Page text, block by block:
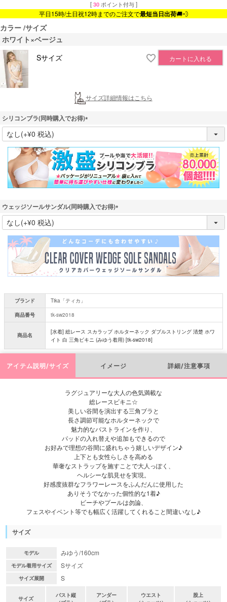
[ 30 ポイント付与 ]
平日15時/土日祝12時までのご注文で最短当日出荷🚚💨
カラー サイズ
ホワイト×ベージュ
Sサイズ
カートに入れる
サイズ詳細情報はこちら
シリコンブラ(同時購入でお得)
(
必
須
)
ウェッジソールサンダル(同時購入でお得)
(
必
須
)
ブランド
Tika「ティカ」
商品番号
tk-sw2018
商品名
[水着] 総レース スカラップ ホルターネック ダブルストリング 清楚 ホワ
イト 白 三角ビキニ (みゆう着用) [tk-sw2018]
アイテム説明/サイズ イメージ 詳細/注意事項
ラグジュアリーな大人の色気満載な
総レースビキニ☆
美しい谷間を演出する三角ブラと
長さ調節可能なホルターネックで
魅力的なバストラインを作り、
パッドの入れ替えや追加もできるので
お好みで理想の谷間に盛れちゃう嬉しいデザイン♪
上下とも女性らしさを高める
華奢なストラップを施すことで大人っぽく、
ヘルシーな肌見せを実現。
好感度抜群なフラワーレースをふんだんに使用した
ありそうでなかった個性的な1着♪
ビーチやプールは勿論、
フェスやイベント等でも幅広く活躍してくれること間違いなし♪
サイズ
モデル みゆう/160cm
モデル着用サイズ Sサイズ
サイズ展開 S
サイズ
バスト縦
アンダー
ウエスト
股上